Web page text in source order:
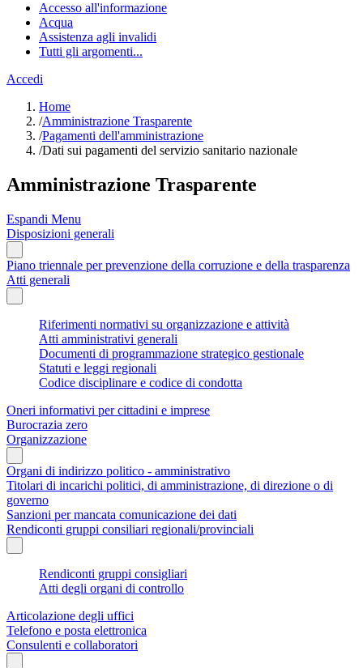
Accesso all'informazione
Acqua
Assistenza agli invalidi
Tutti gli argomenti...
Accedi
Home
/Amministrazione Trasparente
/Pagamenti dell'amministrazione
/Dati sui pagamenti del servizio sanitario nazionale
Amministrazione Trasparente
Espandi Menu
Disposizioni generali
Piano triennale per prevenzione della corruzione e della trasparenza
Atti generali
Riferimenti normativi su organizzazione e attività
Atti amministrativi generali
Documenti di programmazione strategico gestionale
Statuti e leggi regionali
Codice disciplinare e codice di condotta
Oneri informativi per cittadini e imprese
Burocrazia zero
Organizzazione
Organi di indirizzo politico - amministrativo
Titolari di incarichi politici, di amministrazione, di direzione o di
governo
Sanzioni per mancata comunicazione dei dati
Rendiconti gruppi consiliari regionali/provinciali
Rendiconti gruppi consigliari
Atti degli organi di controllo
Articolazione degli uffici
Telefono e posta elettronica
Consulenti e collaboratori